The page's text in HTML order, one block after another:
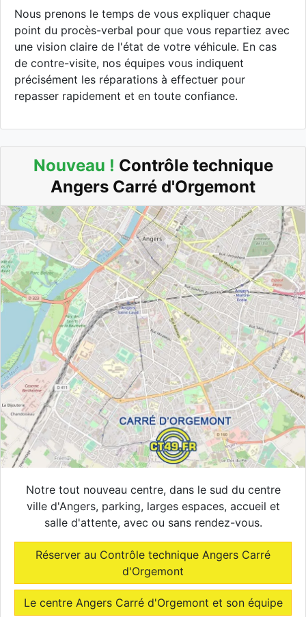
Nous prenons le temps de vous expliquer chaque
point du procès-verbal pour que vous repartiez avec
une vision claire de l'état de votre véhicule. En cas
de contre-visite, nos équipes vous indiquent
précisément les réparations à effectuer pour
repasser rapidement et en toute confiance.
Nouveau ! Contrôle technique
Angers Carré d'Orgemont
Notre tout nouveau centre, dans le sud du centre
ville d'Angers, parking, larges espaces, accueil et
salle d'attente, avec ou sans rendez-vous.
Réserver au Contrôle technique Angers Carré
d'Orgemont
Le centre Angers Carré d'Orgemont et son équipe